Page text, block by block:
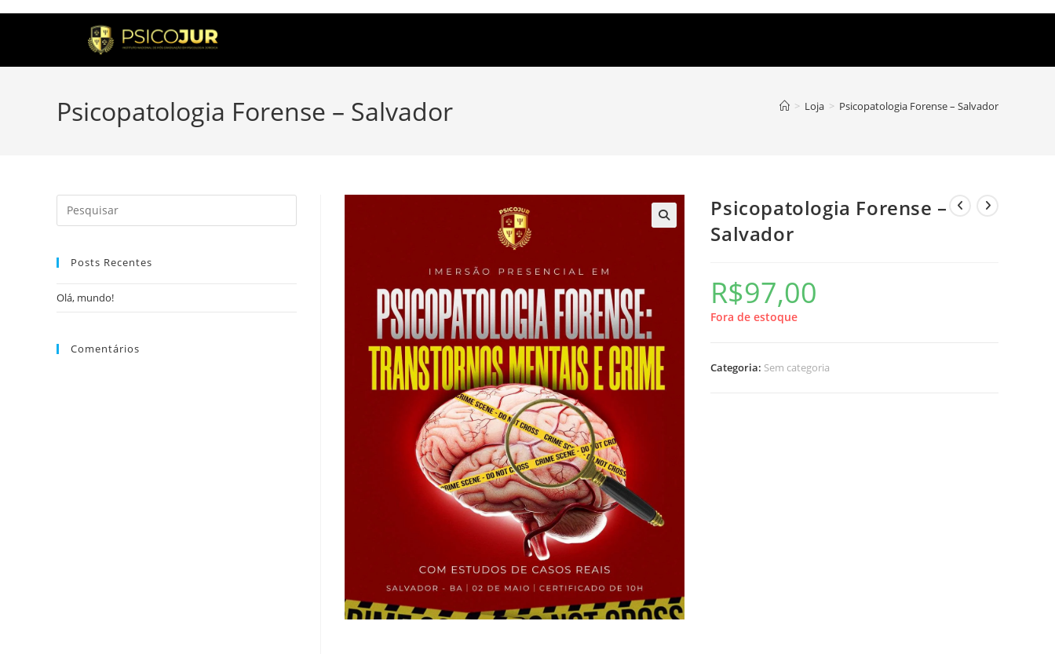
Psicopatologia Forense – Salvador > Loja > Psicopatologia Forense – Salvador
Psicopatologia Forense –
Salvador
R$97,00
Fora de estoque
Categoria: Sem categoria
Posts Recentes
Olá, mundo!
Comentários